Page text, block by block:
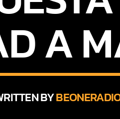
A
BY